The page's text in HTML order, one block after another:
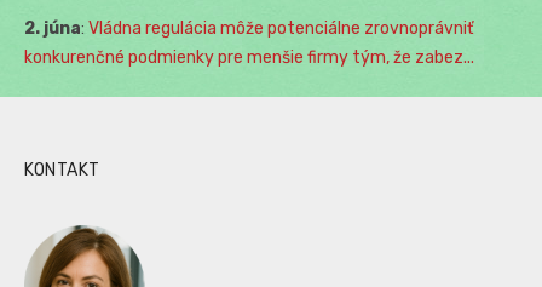
2. júna: Vládna regulácia môže potenciálne zrovnoprávniť
konkurenčné podmienky pre menšie firmy tým, že zabez...
KONTAKT